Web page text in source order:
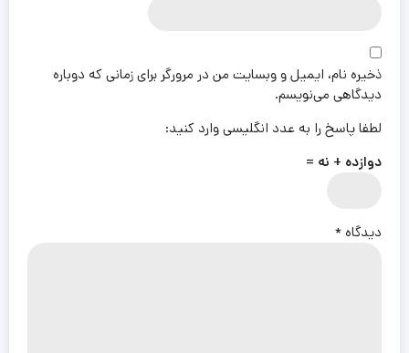
ذخیره نام، ایمیل و وبسایت من در مرورگر برای زمانی که دوباره
دیدگاهی می‌نویسم.
لطفا پاسخ را به عدد انگلیسی وارد کنید:
دوازده + نه =
دیدگاه*